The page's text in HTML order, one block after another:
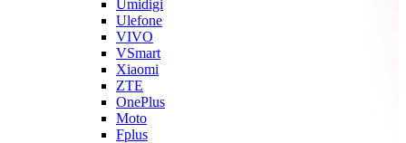
Umidigi
Ulefone
VIVO
VSmart
Xiaomi
ZTE
OnePlus
Moto
Fplus